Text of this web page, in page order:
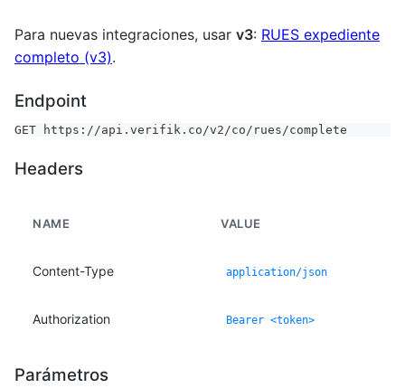
Para nuevas integraciones, usar v3: RUES expediente
completo (v3).
Endpoint
GET https://api.verifik.co/v2/co/rues/complete
Headers
NAME VALUE
Content-Type application/json
Authorization Bearer <token>
Parámetros